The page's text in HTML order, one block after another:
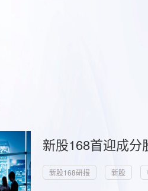
新股168首迎成
新股168研报 新股